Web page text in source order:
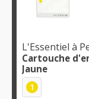
L'Essentiel à
Cartouche
Jaune
1